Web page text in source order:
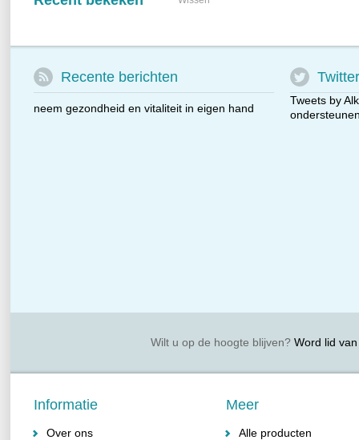
Recente berichten
neem gezondheid en vitaliteit in eigen hand
Twitter
Tweets by
Wilt u op de hoogte blijven?Word lid van
Informatie
Over ons
Meer
Alle producten